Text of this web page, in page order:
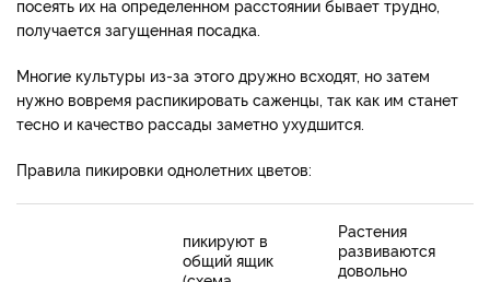
посеять их на определенном расстоянии бывает трудно,
получается загущенная посадка.
Многие культуры из-за этого дружно всходят, но затем
нужно вовремя распикировать саженцы, так как им станет
тесно и качество рассады заметно ухудшится.
Правила пикировки однолетних цветов:
пикируют в
общий ящик
Растения
развиваются
довольно